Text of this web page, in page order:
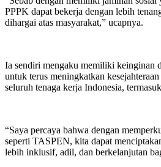
PPPK dapat bekerja dengan lebih
dihargai atas masyarakat,” ucapnya.
Ia sendiri mengaku memiliki keinginan
untuk terus meningkatkan
seluruh tenaga kerja Indonesia,
“Saya percaya bahwa dengan
seperti TASPEN, kita dapat
lebih inklusif, adil, dan berkelanjutan